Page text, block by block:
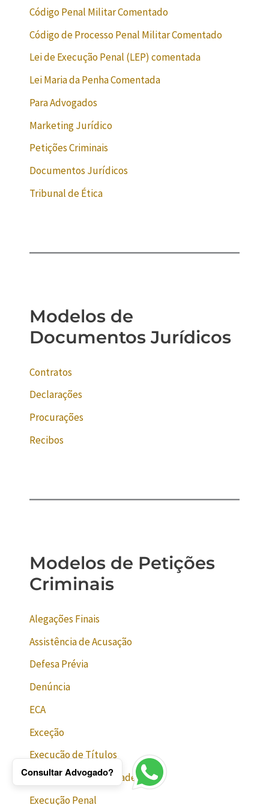
Código Penal Militar Comentado
Código de Processo Penal Militar Comentado
Lei de Execução Penal (LEP) comentada
Lei Maria da Penha Comentada
Para Advogados
Marketing Jurídico
Petições Criminais
Documentos Jurídicos
Tribunal de Ética
Modelos de
Documentos Jurídicos
Contratos
Declarações
Procurações
Recibos
Modelos de Petições
Criminais
Alegações Finais
Assistência de Acusação
Defesa Prévia
Denúncia
ECA
Exceção
Execução de Títulos
Extinção da Punibilidade
Execução Penal
Consultar Advogado?